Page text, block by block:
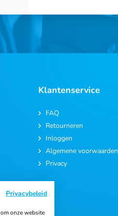
Klantenservice
FAQ
Retourneren
Inloggen
Algemene voorwaarden
Privacy
Privacybeleid
onze website